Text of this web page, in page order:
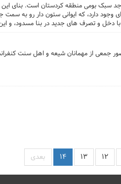
سبک بومی منطقه کردستان است. بنای
وجود دارد، که ایوانی ستون دار رو به
دخل و تصرف های جدید در بنا مسدود، و
جمعی از مهمانان شیعه و اهل سنت
۱۲ ۱۳ ۱۴ بعدی